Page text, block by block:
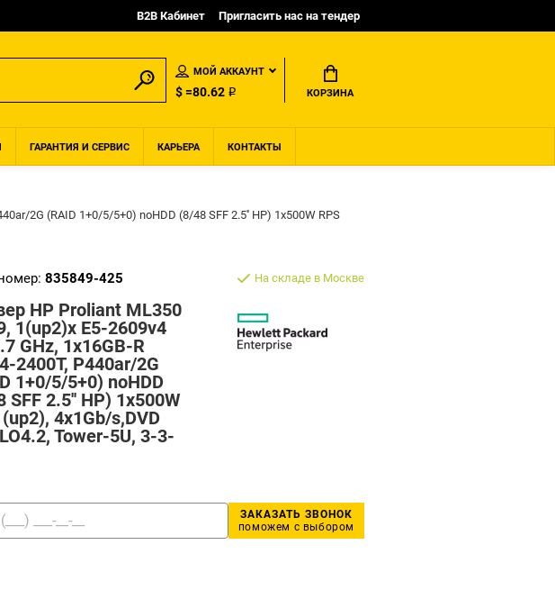
B2B Кабинет Пригласить нас на тендер
МОЙ АККАУНТ
$ =80.62 ₽ КОРЗИНА
ГАРАНТИЯ И СЕРВИС КАРЬЕРА КОНТАКТЫ
2G (RAID 1+0/5/5+0) noHDD (8/48 SFF 2.5'' HP) 1x500W RPS
835849-425
HP Proliant ML350
1(up2)x E5-2609v4
GHz, 1x16GB-R
2400T, P440ar/2G
1+0/5/5+0) noHDD
SFF 2.5'' HP) 1x500W
(up2), 4x1Gb/s,DVD
Tower-5U, 3-3-
На складе в Москве
ЗАКАЗАТЬ ЗВОНОК
поможем с выбором